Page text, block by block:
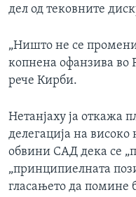
дел од тековните
„Ништо не се
копнена офанзива во
рече Кирби.
Нетанјаху ја откажа
делегација на
обвини САД дека се
„принципиелната
гласањето да помине